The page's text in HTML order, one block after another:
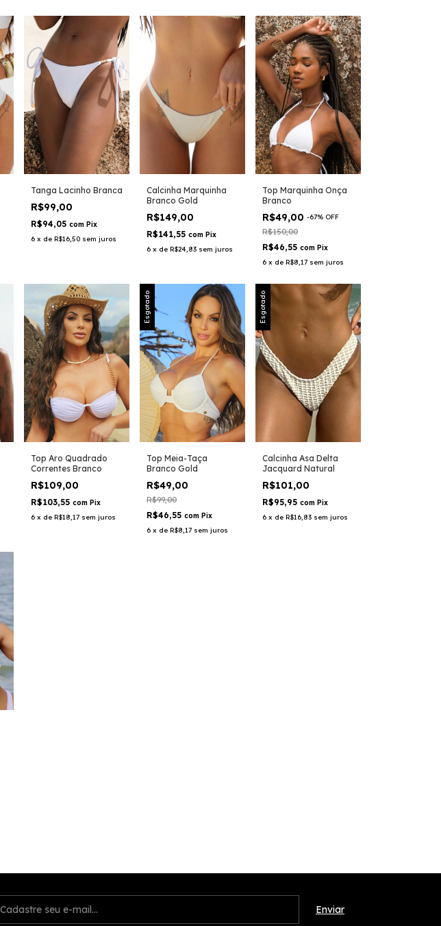
Tanga Lacinho Branca
R$99,00
R$94,05 com Pix
6 x de R$16,50 sem juros
Calcinha Marquinha
Branco Gold
R$149,00
R$141,55 com Pix
6 x de R$24,83 sem juros
Top Marquinha Onça
Branco
R$49,00 -67% OFF
R$150,00
R$46,55 com Pix
6 x de R$8,17 sem juros
Top Aro Quadrado
Correntes Branco
R$109,00
R$103,55 com Pix
6 x de R$18,17 sem juros
Esgotado
Top Meia-Taça
Branco Gold
R$49,00
R$99,00
R$46,55 com Pix
6 x de R$8,17 sem juros
Esgotado
Calcinha Asa Delta
Jacquard Natural
R$101,00
R$95,95 com Pix
6 x de R$16,83 sem juros